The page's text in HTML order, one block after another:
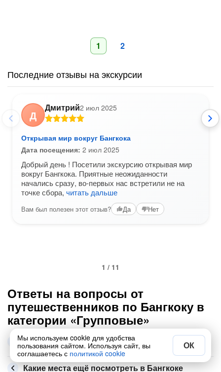
1 2
Последние отзывы на экскурсии
Д
Дмитрий2 июл 2025
Открывая мир вокруг Бангкока
Дата посещения: 2 июл 2025
Добрый день ! Посетили экскурсию открывая мир
вокруг Бангкока. Приятные неожиданности
начались сразу, во-первых нас встретили не на
точке сбора, читать дальше
Вам был полезен этот отзыв? Да Нет
1 / 11
Ответы на вопросы от
путешественников по Бангкоку в
категории «Групповые»
Самые популярные экскурсии этой рубрики в
Бангкоке
Какие места ещё посмотреть в Бангкоке
Мы используем cookie для удобства
пользования сайтом. Используя сайт, вы
соглашаетесь с политикой cookie
ОК